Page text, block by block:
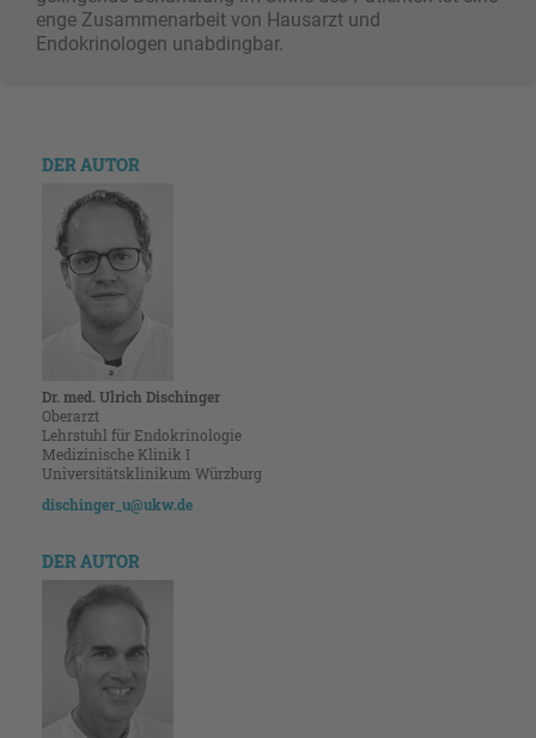
enge Zusammenarbeit von Hausarzt und
Endokrinologen unabdingbar.
DER AUTOR
Dr. med. Ulrich Dischinger
Oberarzt
Lehrstuhl für Endokrinologie
Medizinische Klinik I
Universitätsklinikum Würzburg
dischinger_u@ukw.de
DER AUTOR